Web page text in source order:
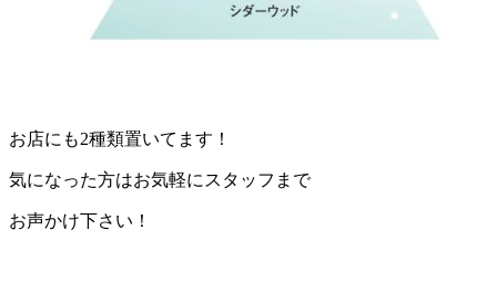
お店にも2種類置いてます！
気になった方はお気軽にスタッフまで
お声かけ下さい！